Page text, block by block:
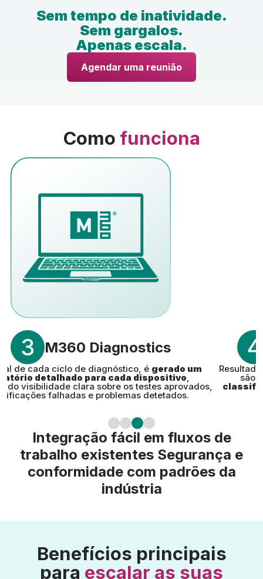
Sem tempo de inatividade.
Sem gargalos.
Apenas escala.
Agendar uma reunião
Como funciona
3 M360 Diagnostics
de cada ciclo de diagnóstico, é gerado um
detalhado para cada dispositivo,
visibilidade clara sobre os testes aprovados,
falhadas e problemas detetados.
4
são
Integração fácil em fluxos de
trabalho existentes Segurança e
conformidade com padrões da
indústria
Benefícios principais
para escalar as suas